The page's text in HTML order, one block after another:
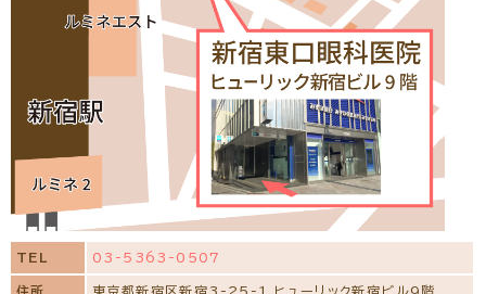
TEL 03-5363-0507
住所 東京都新宿区新宿3-25-1 ヒューリック新宿ビル9階